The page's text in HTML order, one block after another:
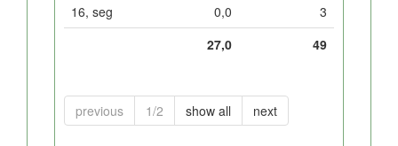
16, seg
0,0
3
27,0
49
previous 1/2 show all next